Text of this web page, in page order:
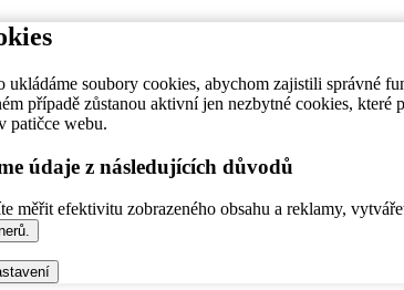
ukládáme soubory cookies, abychom zajistili správné
případě zůstanou aktivní jen nezbytné cookies,
patičce webu.
údaje z následujících důvodů
měřit efektivitu zobrazeného obsahu a reklamy,